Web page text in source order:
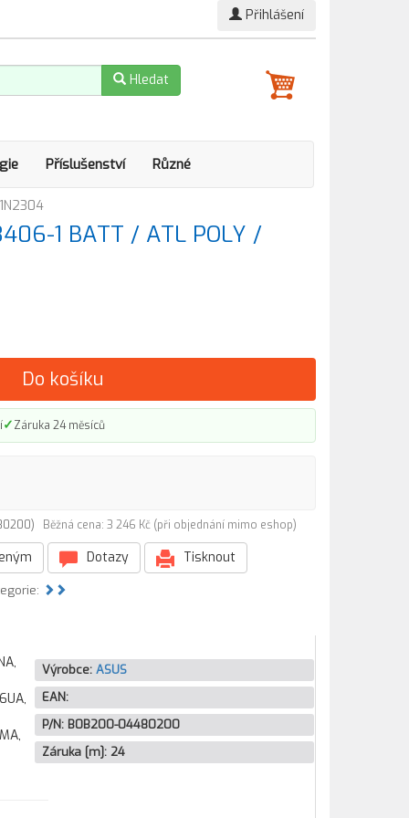
Přihlášení
Hledat
Příslušenství Různé
1 BATT / ATL POLY /
Do košíku
✓Záruka 24 měsíců
Běžná cena: 3 246 Kč (při objednání mimo eshop)
Dotazy Tisknout
Výrobce: ASUS
EAN:
P/N: B0B200-04480200
Záruka [m]: 24